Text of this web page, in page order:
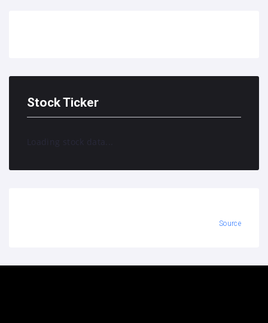
Stock Ticker
Loading stock data...
Source